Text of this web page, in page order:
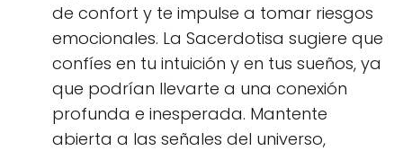
de confort y te impulse a tomar riesgos
emocionales. La Sacerdotisa sugiere que
confíes en tu intuición y en tus sueños, ya
que podrían llevarte a una conexión
profunda e inesperada. Mantente
abierta a las señales del universo,